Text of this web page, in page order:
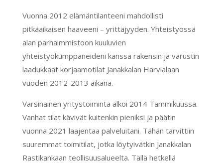
Vuonna 2012 elämäntilanteeni mahdollisti
pitkäaikaisen haaveeni – yrittäjyyden. Yhteistyössä
alan parhaimmistoon kuuluvien
yhteistyökumppaneideni kanssa rakensin ja varustin
laadukkaat korjaamotilat Janakkalan Harvialaan
vuoden 2012-2013 aikana.
Varsinainen yritystoiminta alkoi 2014 Tammikuussa.
Vanhat tilat kävivät kuitenkin pieniksi ja päätin
vuonna 2021 laajentaa palveluitani. Tähän tarvittiin
suuremmat toimitilat, jotka löytyivätkin Janakkalan
Rastikankaan teollisuusalueelta. Tällä hetkellä